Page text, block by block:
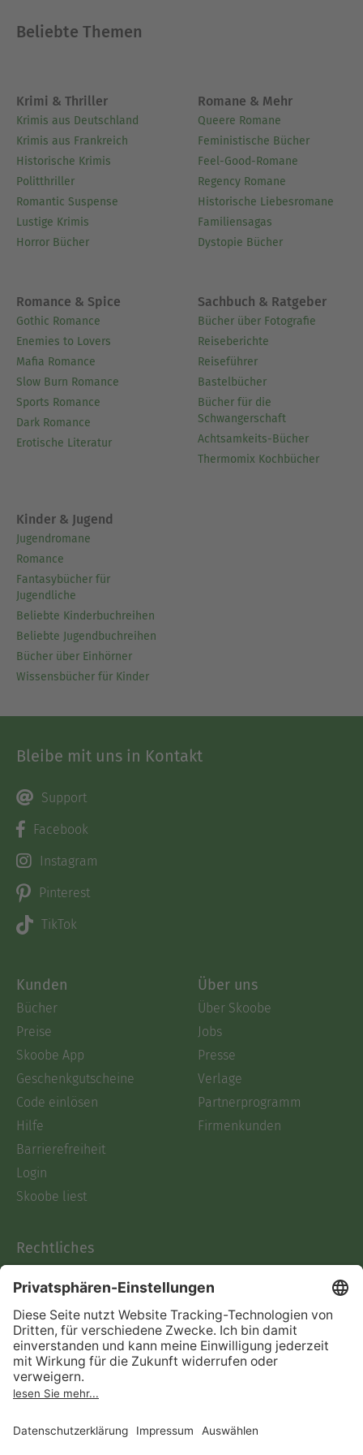
Beliebte Themen
Krimi & Thriller
Krimis aus Deutschland
Krimis aus Frankreich
Historische Krimis
Politthriller
Romantic Suspense
Lustige Krimis
Horror Bücher
Romane & Mehr
Queere Romane
Feministische Bücher
Feel-Good-Romane
Regency Romane
Historische Liebesromane
Familiensagas
Dystopie Bücher
Romance & Spice
Gothic Romance
Enemies to Lovers
Mafia Romance
Slow Burn Romance
Sports Romance
Dark Romance
Erotische Literatur
Sachbuch & Ratgeber
Bücher über Fotografie
Reiseberichte
Reiseführer
Bastelbücher
Bücher für die
Schwangerschaft
Achtsamkeits-Bücher
Thermomix Kochbücher
Kinder & Jugend
Jugendromane
Romance
Fantasybücher für
Jugendliche
Beliebte Kinderbuchreihen
Beliebte Jugendbuchreihen
Bücher über Einhörner
Wissensbücher für Kinder
Bleibe mit uns in Kontakt
Support
Facebook
Instagram
Pinterest
TikTok
Kunden
Bücher
Preise
Skoobe App
Geschenkgutscheine
Code einlösen
Hilfe
Barrierefreiheit
Login
Skoobe liest
Über uns
Über Skoobe
Jobs
Presse
Verlage
Partnerprogramm
Firmenkunden
Rechtliches
AGB
Informationen nach Data
Act
Verträge hier kündigen
Impressum